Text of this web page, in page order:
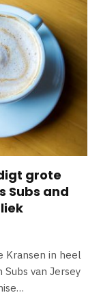
grote
Subs and
Kransen in heel
van Jersey